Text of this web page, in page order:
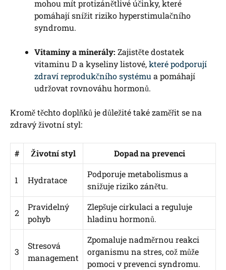
mohou mít protizánětlivé účinky, které
pomáhají snížit riziko hyperstimulačního
syndromu.
Vitaminy a minerály: Zajistěte dostatek
vitaminu D a kyseliny listové,které podporují
zdraví reprodukčního systémua pomáhají
udržovat rovnováhu hormonů.
Kromě těchto doplňků je důležité také zaměřit se na
zdravý životní styl:
# Životní styl Dopad na prevenci
1 Hydratace
Podporuje metabolismus a
snižuje riziko zánětu.
2
Pravidelný
pohyb
Zlepšuje cirkulaci a reguluje
hladinu hormonů.
3
Stresová
management
Zpomaluje nadměrnou reakci
organismu na stres, což může
pomoci v prevenci syndromu.